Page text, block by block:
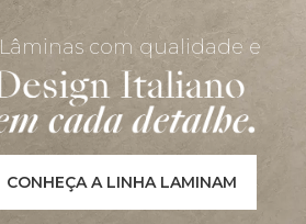
Lâminas com qualidade e
CONHEÇA A LINHA LAMINAM